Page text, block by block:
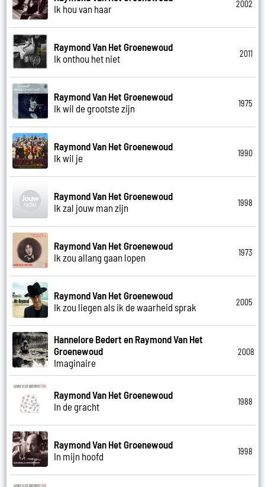
Ik hou van haar
2002
Raymond Van Het Groenewoud
Ik onthou het niet
2011
Raymond Van Het Groenewoud
Ik wil de grootste zijn
1975
Raymond Van Het Groenewoud
Ik wil je
1990
Raymond Van Het Groenewoud
Ik zal jouw man zijn
1998
Raymond Van Het Groenewoud
Ik zou allang gaan lopen
1973
Raymond Van Het Groenewoud
Ik zou liegen als ik de waarheid sprak
2005
Hannelore Bedert en Raymond Van Het
Groenewoud
Imaginaire
2008
Raymond Van Het Groenewoud
In de gracht
1988
Raymond Van Het Groenewoud
In mijn hoofd
1998